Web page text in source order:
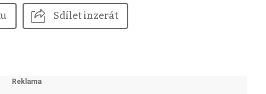
Sdílet inzerát